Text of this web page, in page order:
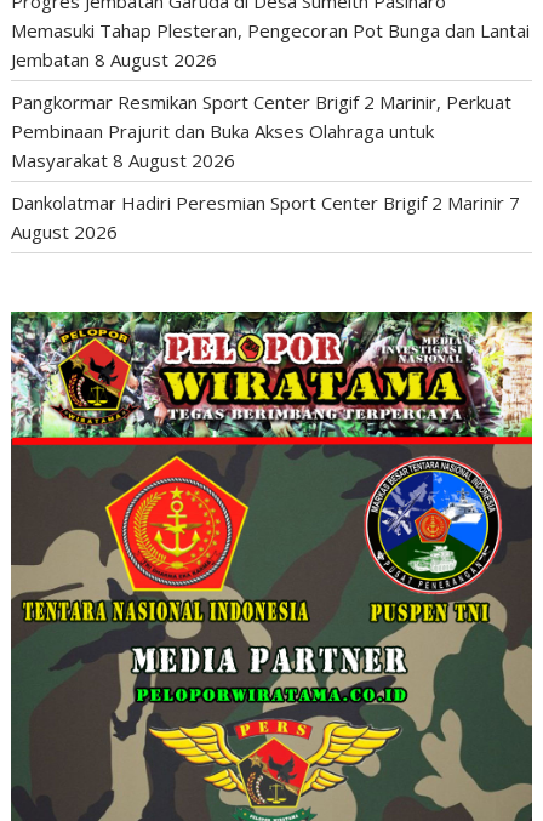
Memasuki Tahap Plesteran, Pengecoran Pot Bunga dan Lantai
Jembatan 8 August 2026
Pangkormar Resmikan Sport Center Brigif 2 Marinir, Perkuat
Pembinaan Prajurit dan Buka Akses Olahraga untuk
Masyarakat 8 August 2026
Dankolatmar Hadiri Peresmian Sport Center Brigif 2 Marinir 7
August 2026